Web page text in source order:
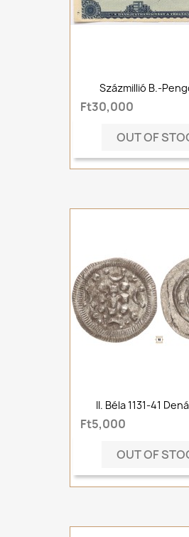
Százmillió B.-
Ft30,000
OUT OF
II. Béla 1131-41
Ft5,000
OUT OF